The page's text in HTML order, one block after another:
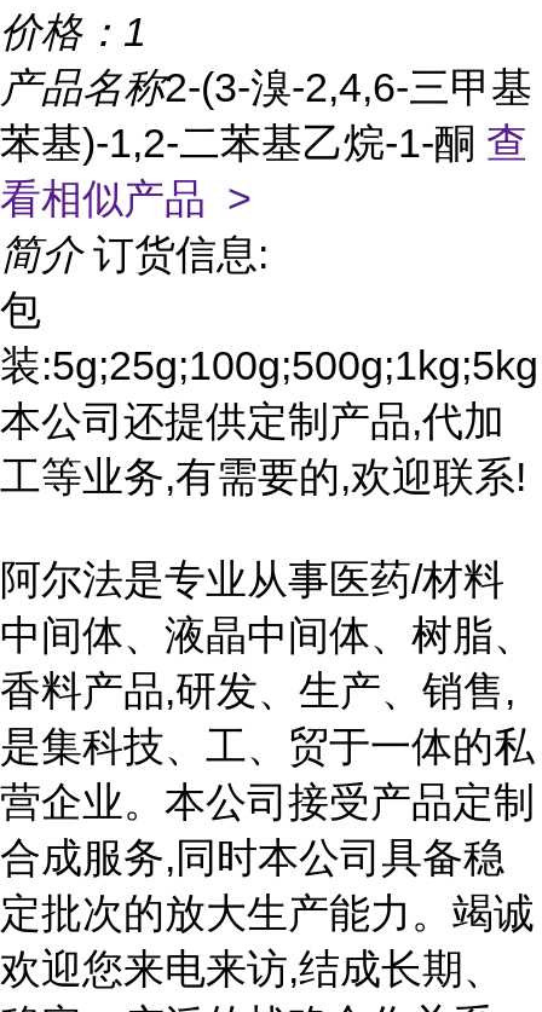
价格： 1
产品名称2-(3-溴-2,4,6-三甲基
苯基)-1,2-二苯基乙烷-1-酮 查
看相似产品 >
简介 订货信息:
包
装:5g;25g;100g;500g;1kg;5kg
本公司还提供定制产品,代加
工等业务,有需要的,欢迎联系!
阿尔法是专业从事医药/材料
中间体、液晶中间体、树脂、
香料产品,研发、生产、销售,
是集科技、工、贸于一体的私
营企业。本公司接受产品定制
合成服务,同时本公司具备稳
定批次的放大生产能力。竭诚
欢迎您来电来访,结成长期、